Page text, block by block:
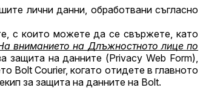
лични данни, обработвани съгласно
с които можете да се свържете, като
вниманието на Длъжностното лице по
защита на данните (Privacy Web Form),
Bolt Courier, когато отидете в главното
за защита на данните на Bolt.